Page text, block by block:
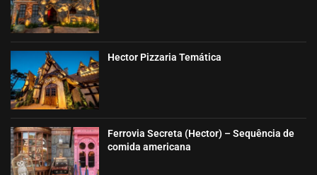
Hector Pizzaria Temática
Ferrovia Secreta (Hector) – Sequência de
comida americana